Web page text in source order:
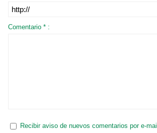
Comentario * :
Recibir aviso de nuevos comentarios por e-mail